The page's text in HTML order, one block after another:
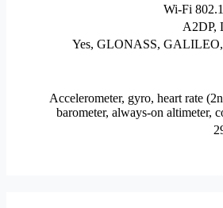
Wi-Fi
A2DP,
Yes, GLONASS,
Accelerometer, gyro, heart rate
barometer, always-on altimeter,